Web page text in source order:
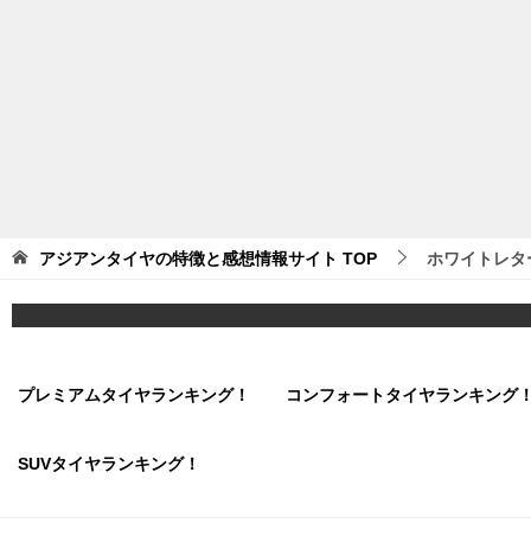
アジアンタイヤの特徴と感想情報サイト TOP ホワイトレタ
プレミアムタイヤランキング！ コンフォートタイヤランキング
SUVタイヤランキング！